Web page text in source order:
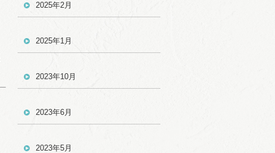
2025年2月
2025年1月
2023年10月
2023年6月
2023年5月